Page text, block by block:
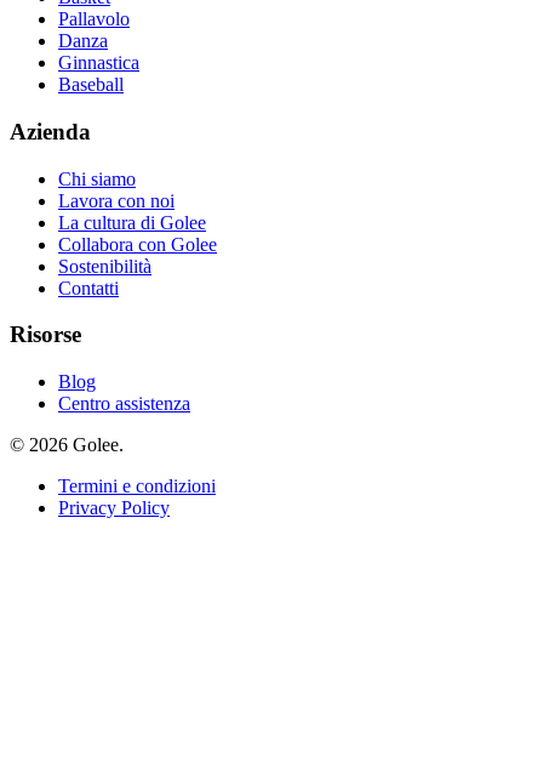
Pallavolo
Danza
Ginnastica
Baseball
Azienda
Chi siamo
Lavora con noi
La cultura di Golee
Collabora con Golee
Sostenibilità
Contatti
Risorse
Blog
Centro assistenza
© 2026 Golee.
Termini e condizioni
Privacy Policy